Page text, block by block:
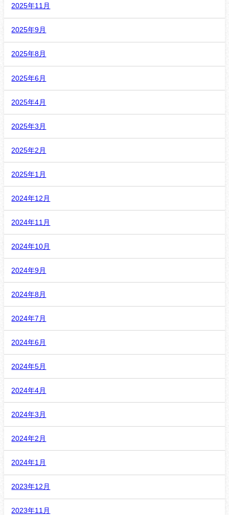
2025年11月
2025年9月
2025年8月
2025年6月
2025年4月
2025年3月
2025年2月
2025年1月
2024年12月
2024年11月
2024年10月
2024年9月
2024年8月
2024年7月
2024年6月
2024年5月
2024年4月
2024年3月
2024年2月
2024年1月
2023年12月
2023年11月